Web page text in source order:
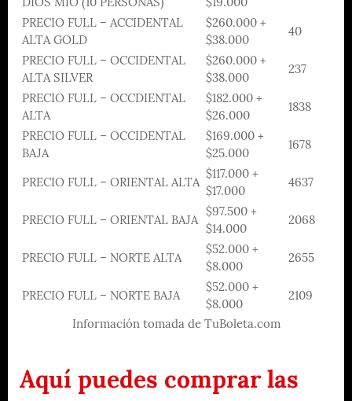
DIOS MIO (10 PERSONAS)
$19.000
PRECIO FULL – ACCIDENTAL
ALTA GOLD
$260.000 +
$38.000
40
PRECIO FULL – OCCIDENTAL
ALTA SILVER
$260.000 +
$38.000
237
PRECIO FULL – OCCDIENTAL
ALTA
$182.000 +
$26.000
1838
PRECIO FULL – OCCIDENTAL
BAJA
$169.000 +
$25.000
1678
PRECIO FULL – ORIENTAL ALTA
$117.000 +
$17.000
4637
PRECIO FULL – ORIENTAL BAJA
$97.500 +
$14.000
2068
PRECIO FULL – NORTE ALTA
$52.000 +
$8.000
2655
PRECIO FULL – NORTE BAJA
$52.000 +
$8.000
2109
Información tomada de TuBoleta.com
Aquí puedes comprar las